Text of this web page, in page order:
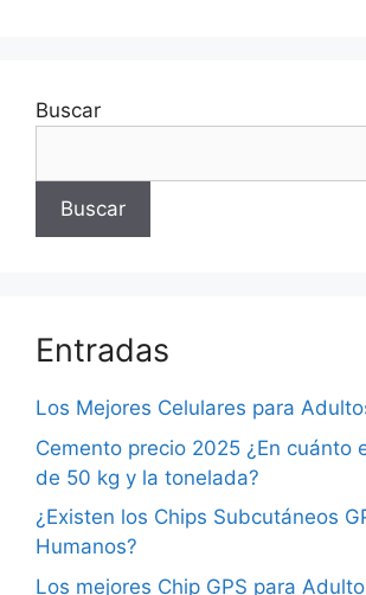
Buscar
Buscar
Entradas
Los Mejores Celulares para
Cemento precio 2025 ¿En cuánto
de 50 kg y la tonelada?
¿Existen los Chips Subcutáneos
Humanos?
Los mejores Chip GPS para